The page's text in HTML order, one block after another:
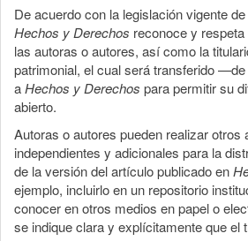
De acuerdo con la legislación vigente
Hechos y Derechos reconoce y
las autoras o autores, así como la
patrimonial, el cual será transferido
aHechos y Derechos para permitir su
abierto.
Autoras o autores pueden realizar otros
independientes y adicionales para la
de la versión del artículo publicado en
ejemplo, incluirlo en un repositorio
conocer en otros medios en papel o
se indique clara y explícitamente que el